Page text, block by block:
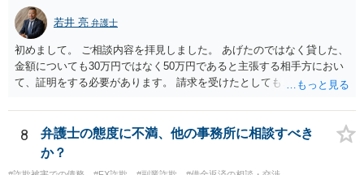
若井 亮 弁護士
初めまして。 ご相談内容を拝見しました。 あげたのではなく貸した、
金額についても30万円ではなく50万円であると主張する相手方におい
て、証明をする必要があります。 請求を受けたとしても、もらったも
れることになるでしょう。 請求があるまでは、こちらからアクション
を起こす必要はないかと思います。
8
弁護士の態度に不満、他の事務所に相談すべき
か？